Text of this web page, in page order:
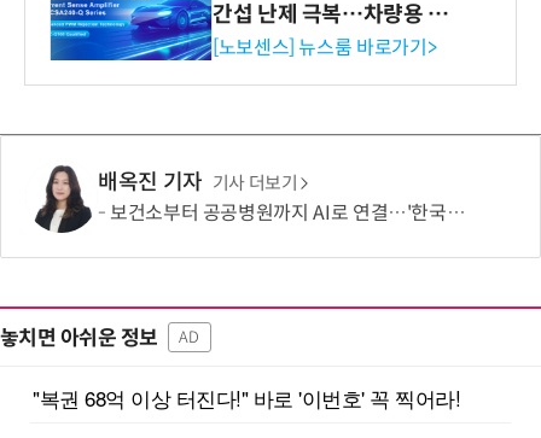
간섭 난제 극복…차량용 전
류 감지 증폭기
[노보센스] 뉴스룸 바로가기>
배옥진 기자 기사 더보기
보건소부터 공공병원까지 AI로 연결…'한국형 소버린 의료AI'도 개발
놓치면 아쉬운 정보 AD